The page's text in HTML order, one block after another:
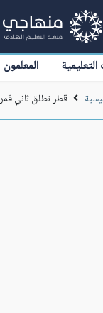
المعلمون
قطر تطلق ثاني